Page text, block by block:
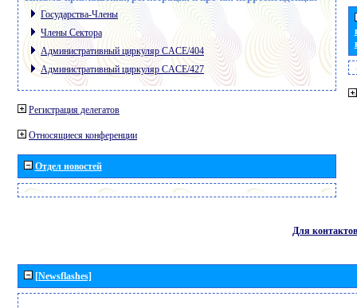
Государства-Члены
Члены Сектора
Административный циркуляр CACE/404
Административный циркуляр CACE/427
Регистрация делегатов
Относящиеся конференции
Отдел новостей
Для контактов
[Newsflashes]